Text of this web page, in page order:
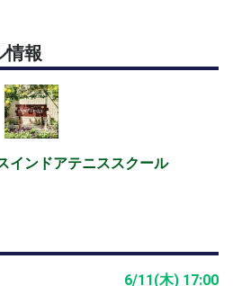
を贅沢に使って「本物のテニ
な思いをせず、広々としたコー
振れます。周りの目を気にせ
しさを味わってください。
チ
を選びながら指導します。「テ
情報
インドアテニススクール
6/11(木) 17:00